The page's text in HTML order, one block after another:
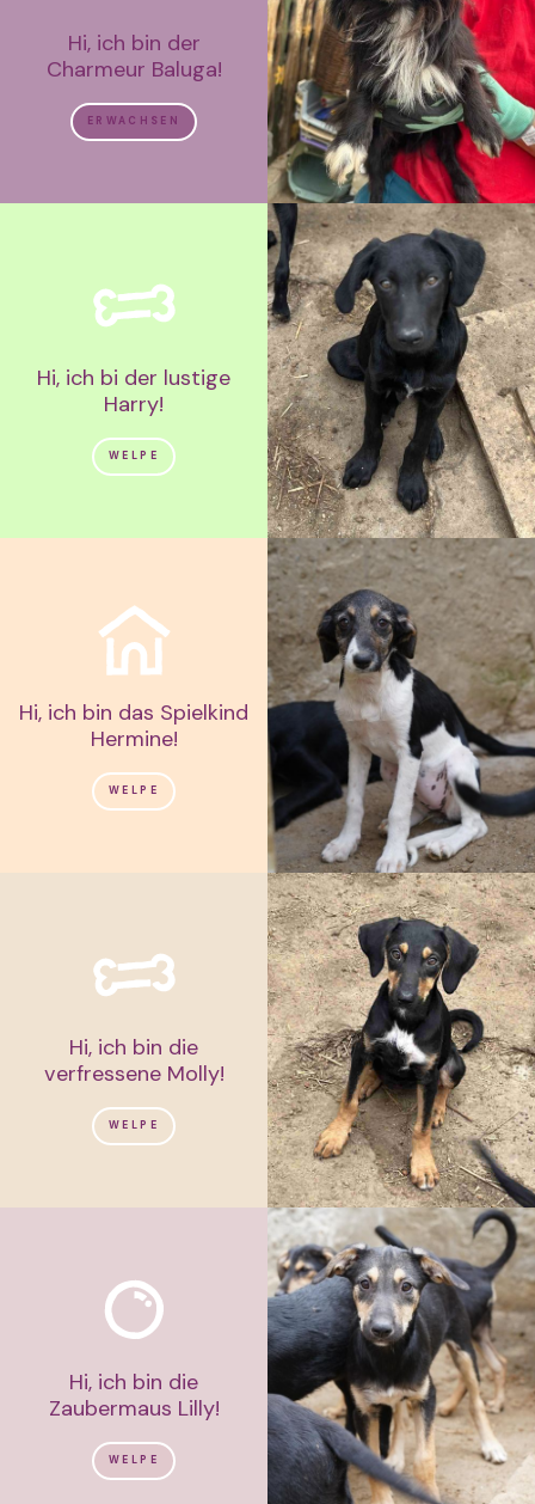
Hi, ich bin der
Charmeur Baluga!
ERWACHSEN
Hi, ich bi der lustige
Harry!
WELPE
Hi, ich bin das Spielkind
Hermine!
WELPE
Hi, ich bin die
verfressene Molly!
WELPE
Hi, ich bin die
Zaubermaus Lilly!
WELPE